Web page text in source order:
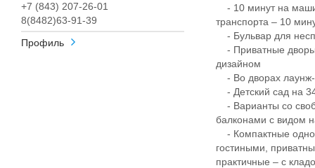
+7 (843) 207-26-01
8(8482)63-91-39
Профиль
- 10 минут на
транспорта – 10
- Бульвар для
- Приватные
дизайном
- Во дворах лаунж-
- Детский сад на
- Варианты со
балконами с видом
- Компактные
гостиными,
практичные – с